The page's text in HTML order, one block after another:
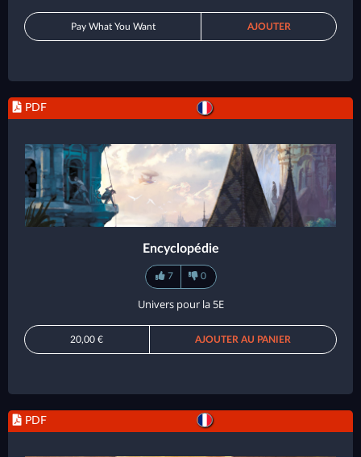
Pay What You Want AJOUTER
PDF
Encyclopédie
7 0
Univers pour la 5E
20,00 € AJOUTER AU PANIER
PDF